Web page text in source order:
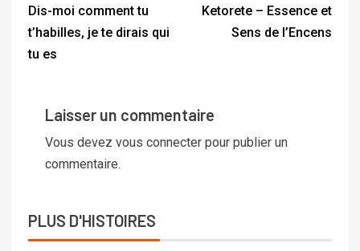
Dis-moi comment tu
t’habilles, je te dirais qui
tu es
Ketorete – Essence et
Sens de l’Encens
Laisser un commentaire
Vous devez vous connecter pour publier un
commentaire.
PLUS D'HISTOIRES